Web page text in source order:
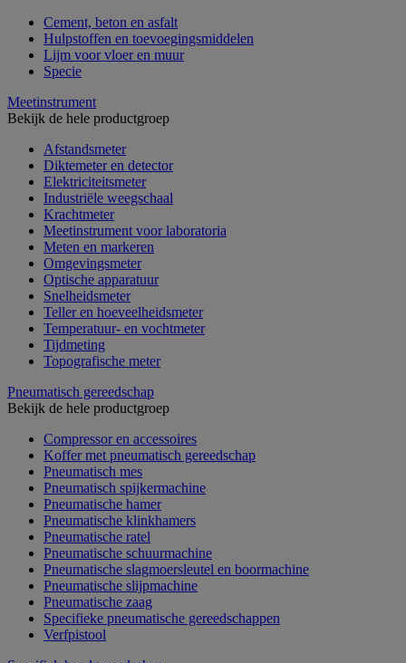
Cement, beton en asfalt
Hulpstoffen en toevoegingsmiddelen
Lijm voor vloer en muur
Specie
Meetinstrument
Bekijk de hele productgroep
Afstandsmeter
Diktemeter en detector
Elektriciteitsmeter
Industriële weegschaal
Krachtmeter
Meetinstrument voor laboratoria
Meten en markeren
Omgevingsmeter
Optische apparatuur
Snelheidsmeter
Teller en hoeveelheidsmeter
Temperatuur- en vochtmeter
Tijdmeting
Topografische meter
Pneumatisch gereedschap
Bekijk de hele productgroep
Compressor en accessoires
Koffer met pneumatisch gereedschap
Pneumatisch mes
Pneumatisch spijkermachine
Pneumatische hamer
Pneumatische klinkhamers
Pneumatische ratel
Pneumatische schuurmachine
Pneumatische slagmoersleutel en boormachine
Pneumatische slijpmachine
Pneumatische zaag
Specifieke pneumatische gereedschappen
Verfpistool